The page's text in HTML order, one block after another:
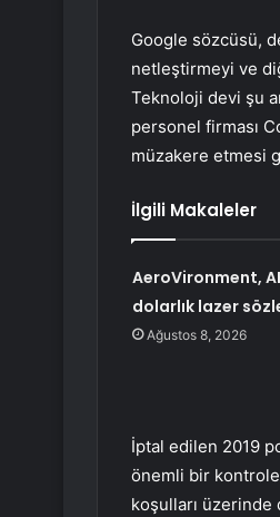
Google sözcüsü,
netleştirmeyi ve
Teknoloji devi şu
personel firması
müzakere etmesi
İlgili Makaleler
AeroVironment,
dolarlık lazer
Ağustos 8, 2026
İptal edilen 2019
önemli bir kontrole
koşulları üzerinde